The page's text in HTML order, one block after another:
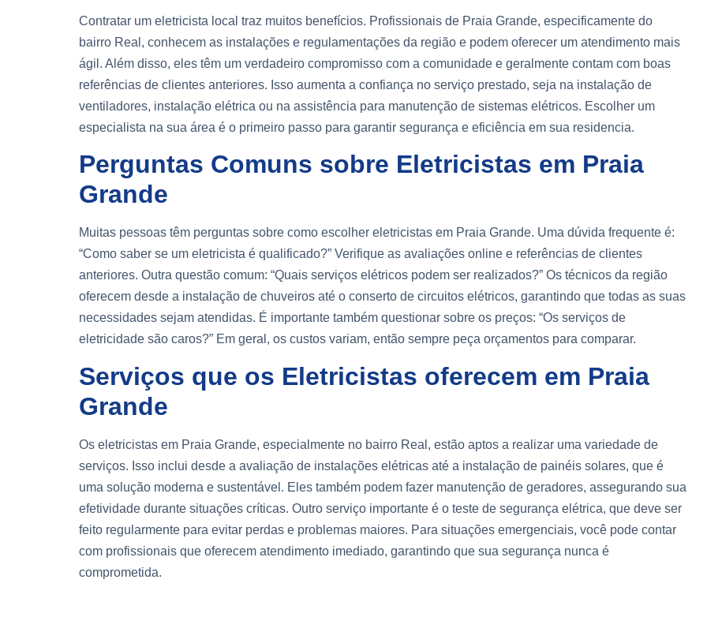
Contratar um eletricista local traz muitos benefícios. Profissionais de Praia Grande, especificamente do
bairro Real, conhecem as instalações e regulamentações da região e podem oferecer um atendimento mais
ágil. Além disso, eles têm um verdadeiro compromisso com a comunidade e geralmente contam com boas
referências de clientes anteriores. Isso aumenta a confiança no serviço prestado, seja na instalação de
ventiladores, instalação elétrica ou na assistência para manutenção de sistemas elétricos. Escolher um
especialista na sua área é o primeiro passo para garantir segurança e eficiência em sua residencia.
Perguntas Comuns sobre Eletricistas em Praia
Grande
Muitas pessoas têm perguntas sobre como escolher eletricistas em Praia Grande. Uma dúvida frequente é:
“Como saber se um eletricista é qualificado?” Verifique as avaliações online e referências de clientes
anteriores. Outra questão comum: “Quais serviços elétricos podem ser realizados?” Os técnicos da região
oferecem desde a instalação de chuveiros até o conserto de circuitos elétricos, garantindo que todas as suas
necessidades sejam atendidas. É importante também questionar sobre os preços: “Os serviços de
eletricidade são caros?” Em geral, os custos variam, então sempre peça orçamentos para comparar.
Serviços que os Eletricistas oferecem em Praia
Grande
Os eletricistas em Praia Grande, especialmente no bairro Real, estão aptos a realizar uma variedade de
serviços. Isso inclui desde a avaliação de instalações elétricas até a instalação de painéis solares, que é
uma solução moderna e sustentável. Eles também podem fazer manutenção de geradores, assegurando sua
efetividade durante situações críticas. Outro serviço importante é o teste de segurança elétrica, que deve ser
feito regularmente para evitar perdas e problemas maiores. Para situações emergenciais, você pode contar
com profissionais que oferecem atendimento imediado, garantindo que sua segurança nunca é
comprometida.